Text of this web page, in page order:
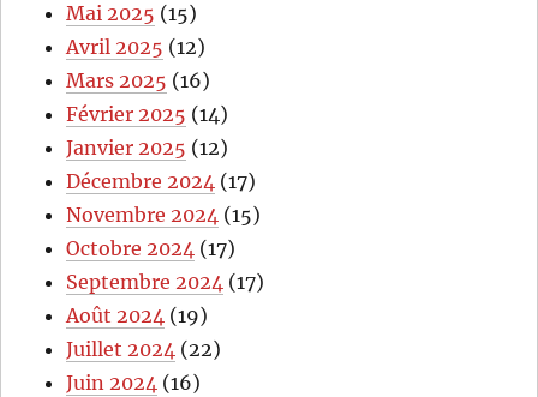
Mai 2025 (15)
Avril 2025 (12)
Mars 2025 (16)
Février 2025 (14)
Janvier 2025 (12)
Décembre 2024 (17)
Novembre 2024 (15)
Octobre 2024 (17)
Septembre 2024 (17)
Août 2024 (19)
Juillet 2024 (22)
Juin 2024 (16)